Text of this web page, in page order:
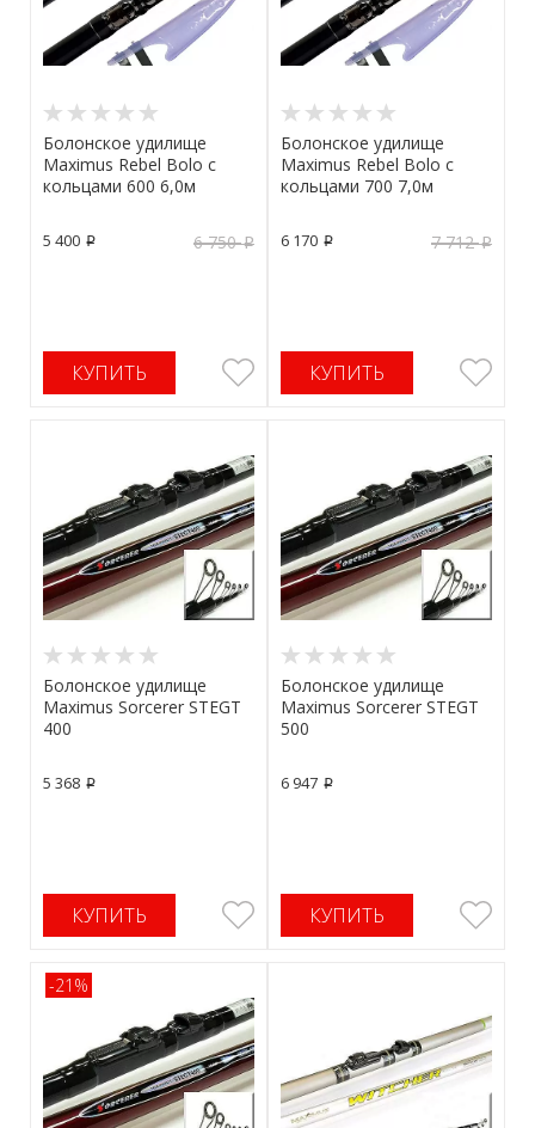
Болонское удилище
Maximus Rebel Bolo с
кольцами 600 6,0м
5 400 p 6 750 p
КУПИТЬ
Болонское удилище
Maximus Rebel Bolo с
кольцами 700 7,0м
6 170 p 7 712 p
КУПИТЬ
Болонское удилище
Maximus Sorcerer STEGT
400
5 368 p
КУПИТЬ
Болонское удилище
Maximus Sorcerer STEGT
500
6 947 p
КУПИТЬ
-21%